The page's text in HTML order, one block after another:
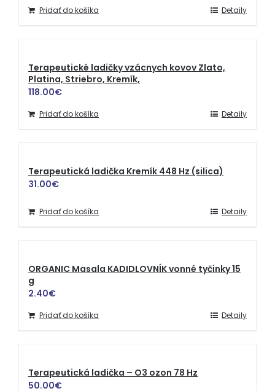
Pridať do košíka Detaily
Terapeutické ladičky vzácnych kovov Zlato,
Platina, Striebro, Kremík,
118.00€
Pridať do košíka Detaily
Terapeutická ladička Kremík 448 Hz (silica)
31.00€
Pridať do košíka Detaily
ORGANIC Masala KADIDLOVNÍK vonné tyčinky 15
g
2.40€
Pridať do košíka Detaily
Terapeutická ladička – O3 ozon 78 Hz
50.00€